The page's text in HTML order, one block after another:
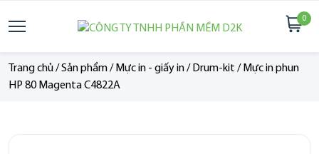
0
Trang chủ/Sản phẩm/ Mực in - giấy in/ Drum-kit / Mực in phun
HP 80 Magenta C4822A